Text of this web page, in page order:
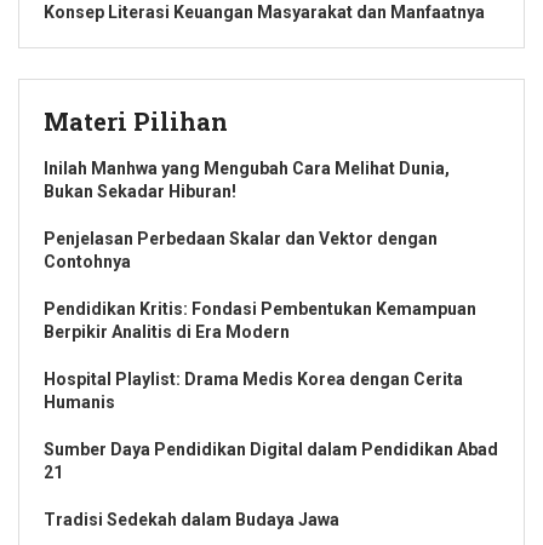
Konsep Literasi Keuangan Masyarakat dan Manfaatnya
Materi Pilihan
Inilah Manhwa yang Mengubah Cara Melihat Dunia,
Bukan Sekadar Hiburan!
Penjelasan Perbedaan Skalar dan Vektor dengan
Contohnya
Pendidikan Kritis: Fondasi Pembentukan Kemampuan
Berpikir Analitis di Era Modern
Hospital Playlist: Drama Medis Korea dengan Cerita
Humanis
Sumber Daya Pendidikan Digital dalam Pendidikan Abad
21
Tradisi Sedekah dalam Budaya Jawa